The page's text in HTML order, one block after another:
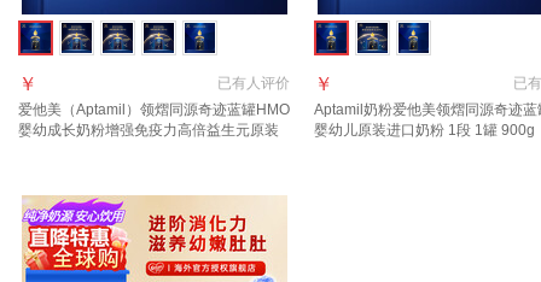
已有人评价
￥
爱他美（Aptamil）领熠同源奇迹蓝罐HMO
婴幼成长奶粉增强免疫力高倍益生元原装
已有
￥
Aptamil奶粉爱他美领熠同源奇迹蓝
婴幼儿原装进口奶粉 1段 1罐 900g